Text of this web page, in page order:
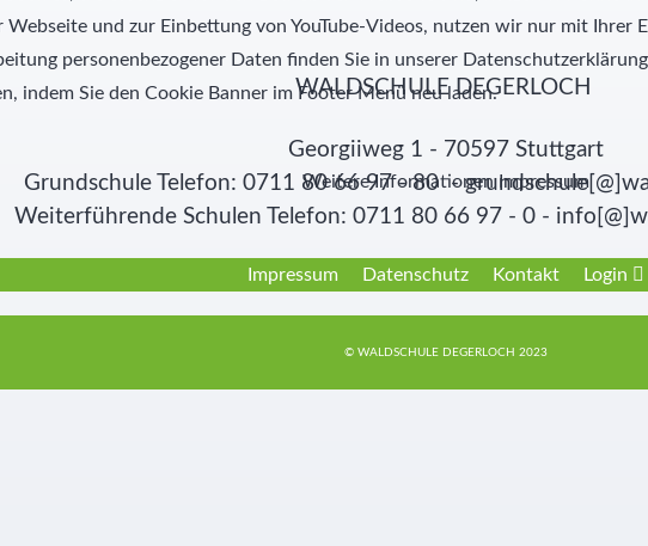
WALDSCHULE DEGERLOCH
Georgiiweg 1 - 70597 Stuttgart
Grundschule Telefon: 0711 80 66 97 - 80 -
Weiterführende Schulen Telefon: 0711 80 66 97 - 0 -
Impressum Datenschutz Kontakt Login
© WALDSCHULE DEGERLOCH 2023
Webseite und zur Einbettung von YouTube-Videos, nutzen wir nur mit
personenbezogener Daten finden Sie in unserer
indem Sie den Cookie Banner im Footer Menü neu laden.
Weitere Informationen Impressum